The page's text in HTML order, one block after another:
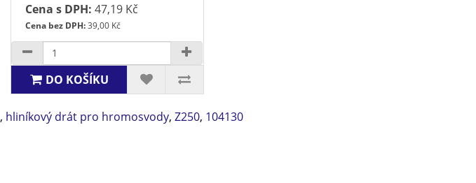
Cena s DPH: 47,19 Kč
Cena bez DPH:39,00 Kč
DO KOŠÍKU
, hliníkový drát pro hromosvody, Z250, 104130